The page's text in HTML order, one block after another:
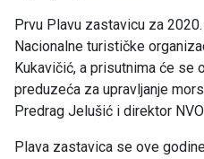
Prvu Plavu zastavicu za
Nacionalne turističke
Kukavičić, a prisutnima će se
preduzeća za upravljanje
Predrag Jelušić i direktor NVO
Plava zastavica se ove